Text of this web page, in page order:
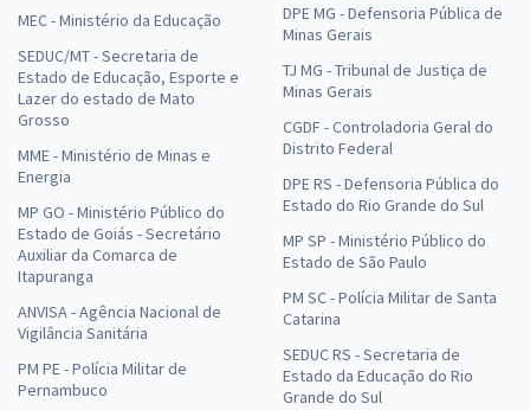
MEC - Ministério da Educação
SEDUC/MT - Secretaria de
Estado de Educação, Esporte e
Lazer do estado de Mato
Grosso
MME - Ministério de Minas e
Energia
MP GO - Ministério Público do
Estado de Goiás - Secretário
Auxiliar da Comarca de
Itapuranga
ANVISA - Agência Nacional de
Vigilância Sanitária
PM PE - Polícia Militar de
Pernambuco
DPE MG - Defensoria Pública de
Minas Gerais
TJ MG - Tribunal de Justiça de
Minas Gerais
CGDF - Controladoria Geral do
Distrito Federal
DPE RS - Defensoria Pública do
Estado do Rio Grande do Sul
MP SP - Ministério Público do
Estado de São Paulo
PM SC - Polícia Militar de Santa
Catarina
SEDUC RS - Secretaria de
Estado da Educação do Rio
Grande do Sul